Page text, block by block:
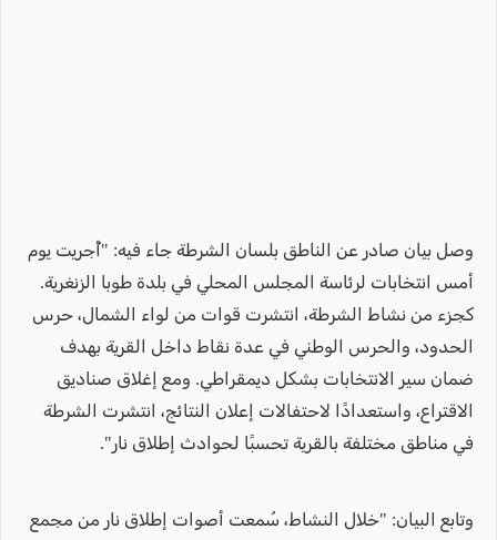
وصل بيان صادر عن الناطق بلسان الشرطة جاء فيه: "أُجريت يوم
أمس انتخابات لرئاسة المجلس المحلي في بلدة طوبا الزنغرية.
كجزء من نشاط الشرطة، انتشرت قوات من لواء الشمال، حرس
الحدود، والحرس الوطني في عدة نقاط داخل القرية بهدف
ضمان سير الانتخابات بشكل ديمقراطي. ومع إغلاق صناديق
الاقتراع، واستعدادًا لاحتفالات إعلان النتائج، انتشرت الشرطة
في مناطق مختلفة بالقرية تحسبًا لحوادث إطلاق نار".
وتابع البيان: "خلال النشاط، سُمعت أصوات إطلاق نار من مجمع